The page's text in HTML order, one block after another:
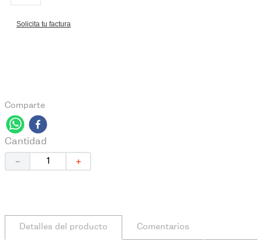
Solicita tu factura
Comparte
Cantidad
＋
－
Detalles del producto Comentarios